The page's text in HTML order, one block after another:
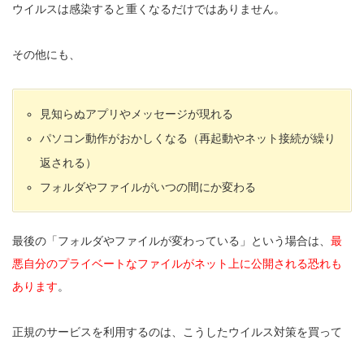
ウイルスは感染すると重くなるだけではありません。
その他にも、
見知らぬアプリやメッセージが現れる
パソコン動作がおかしくなる（再起動やネット接続が繰り
返される）
フォルダやファイルがいつの間にか変わる
最後の「フォルダやファイルが変わっている」という場合は、 最
悪自分のプライベートなファイルがネット上に公開される恐れも
あります。
正規のサービスを利用するのは、こうしたウイルス対策を買って